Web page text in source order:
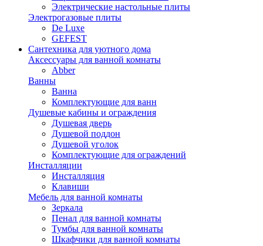
Электрические настольные плиты
Электрогазовые плиты
De Luxe
GEFEST
Сантехника для уютного дома
Аксессуары для ванной комнаты
Abber
Ванны
Ванна
Комплектующие для ванн
Душевые кабины и ограждения
Душевая дверь
Душевой поддон
Душевой уголок
Комплектующие для ограждений
Инсталляции
Инсталляция
Клавиши
Мебель для ванной комнаты
Зеркала
Пенал для ванной комнаты
Тумбы для ванной комнаты
Шкафчики для ванной комнаты